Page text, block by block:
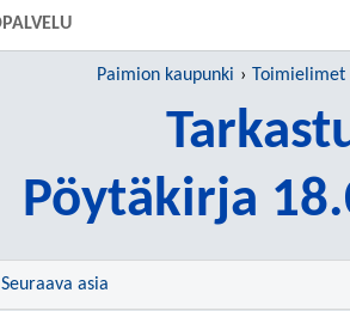
Paimion kaupunki Toimielimet
Pöytäkirja
Seuraava asia